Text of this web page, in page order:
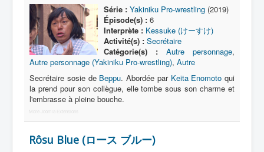
L
M
N
O
Q
R
S
Série : Yakiniku Pro-wrestling(2019)
Épisode(s) :6
Interprète : Kessuke (けーすけ)
Activité(s) : Secrétaire
Catégorie(s) :
Autre personnage,
Autre personnage (Yakiniku Pro-wrestling), Autre
Secrétaire sosie de Beppu. Abordée par Keita Enomoto qui
la prend pour son collègue, elle tombe sous son charme et
l'embrasse à pleine bouche.
More Joomla Extensions
Rôsu Blue (ロース ブルー)